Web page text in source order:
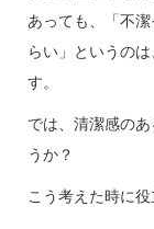
あっても、「不
らい」というの
す。
では、清潔感の
うか？
こう考えた時に